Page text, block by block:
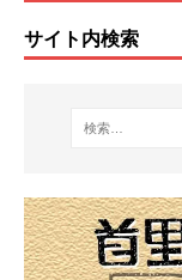
サイト内検索